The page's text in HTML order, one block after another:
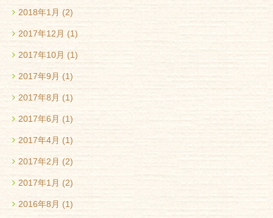
2018年1月 (2)
2017年12月 (1)
2017年10月 (1)
2017年9月 (1)
2017年8月 (1)
2017年6月 (1)
2017年4月 (1)
2017年2月 (2)
2017年1月 (2)
2016年8月 (1)